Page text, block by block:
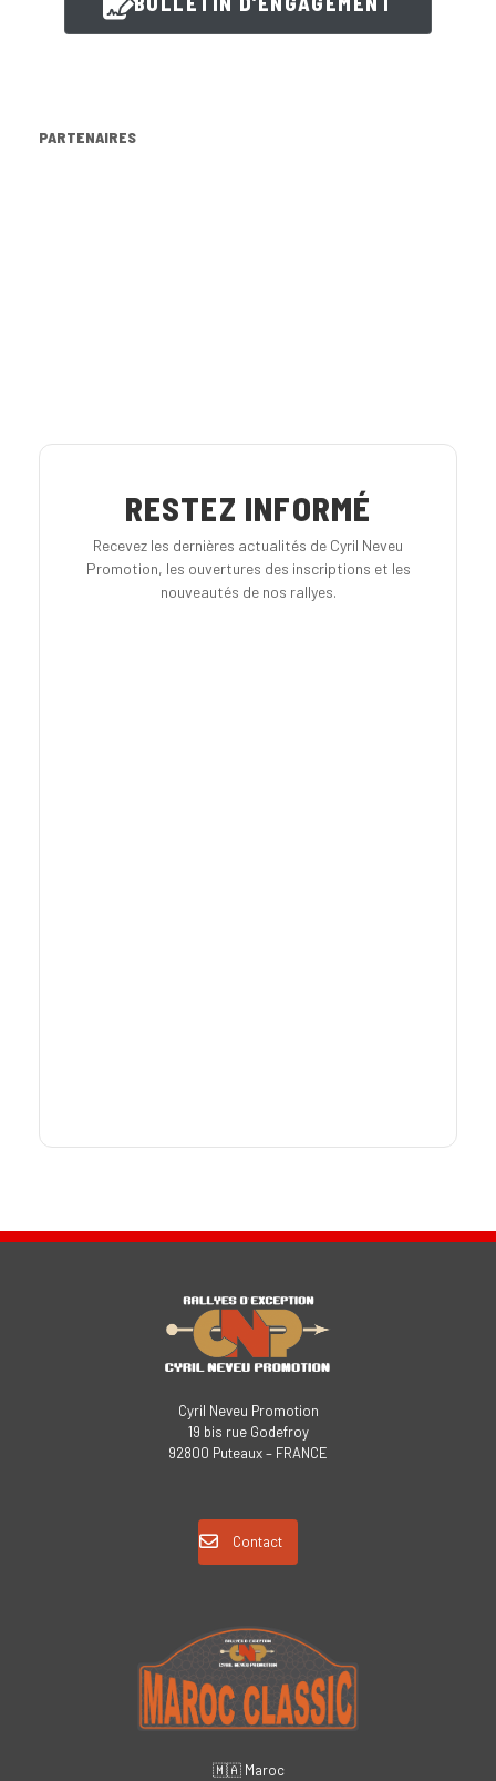
PARTENAIRES
RESTEZ INFORMÉ
Recevez les dernières actualités de Cyril Neveu
Promotion, les ouvertures des inscriptions et les
nouveautés de nos rallyes.
Cyril Neveu Promotion
19 bis rue Godefroy
92800 Puteaux – FRANCE
Contact
🇲🇦 Maroc